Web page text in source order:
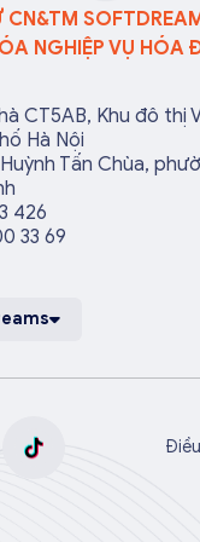
NGHIỆP VỤ HÓA
CT5AB, Khu đô thị
Hà Nội
Tấn Chùa,
426
33 69